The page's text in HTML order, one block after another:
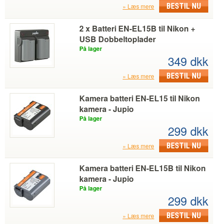
BESTIL NU
Læs mere
2 x Batteri EN-EL15B til Nikon +
USB Dobbeltoplader
På lager
349 dkk
BESTIL NU
Læs mere
Kamera batteri EN-EL15 til Nikon
kamera - Jupio
På lager
299 dkk
BESTIL NU
Læs mere
Kamera batteri EN-EL15B til Nikon
kamera - Jupio
På lager
299 dkk
BESTIL NU
Læs mere